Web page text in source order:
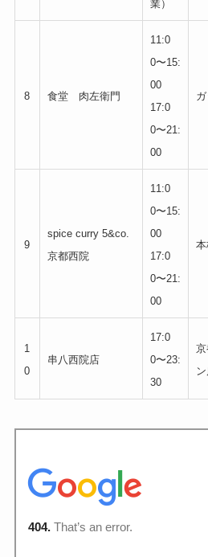
業）
8 食堂 肉左衛門
11:0
0〜15:
00
17:0
0〜21:
00
9
spice curry 5&co.
京都西院
11:0
0〜15:
00
17:0
0〜21:
00
1
0
串八西院店
17:0
0〜23:
30